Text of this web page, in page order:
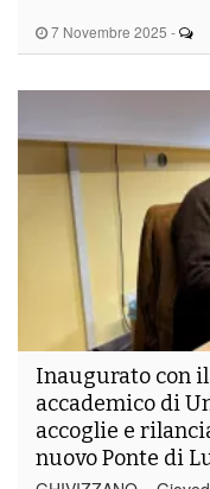
7 Novembre 2025 -
Inaugurato con il
accademico di
accoglie e
nuovo Ponte di